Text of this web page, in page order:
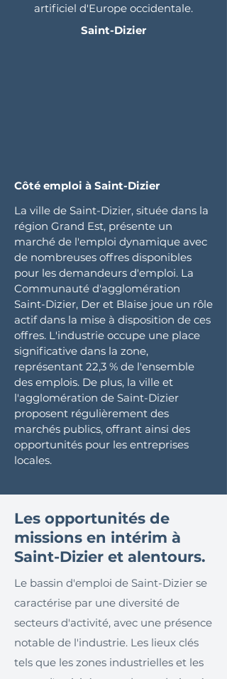
artificiel d'Europe occidentale.
Saint-Dizier
Côté emploi à Saint-Dizier
La ville de Saint-Dizier, située dans la
région Grand Est, présente un
marché de l'emploi dynamique avec
de nombreuses offres disponibles
pour les demandeurs d'emploi. La
Communauté d'agglomération
Saint-Dizier, Der et Blaise joue un rôle
actif dans la mise à disposition de ces
offres. L'industrie occupe une place
significative dans la zone,
représentant 22,3 % de l'ensemble
des emplois. De plus, la ville et
l'agglomération de Saint-Dizier
proposent régulièrement des
marchés publics, offrant ainsi des
opportunités pour les entreprises
locales.
Les opportunités de
missions en intérim à
Saint-Dizier et alentours.
Le bassin d'emploi de Saint-Dizier se
caractérise par une diversité de
secteurs d'activité, avec une présence
notable de l'industrie. Les lieux clés
tels que les zones industrielles et les